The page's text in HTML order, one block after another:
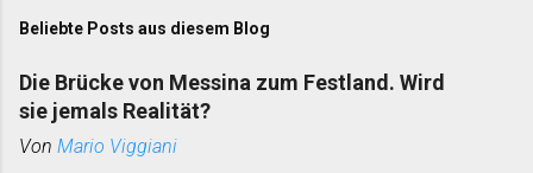
Beliebte Posts aus diesem Blog
Die Brücke von Messina zum Festland. Wird
sie jemals Realität?
Von Mario Viggiani